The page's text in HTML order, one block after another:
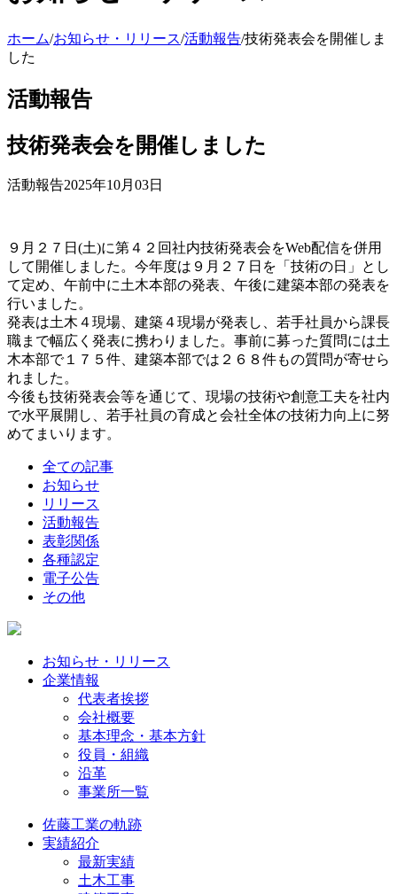
ホーム/お知らせ・リリース/活動報告/技術発表会を開催しま
した
活動報告
技術発表会を開催しました
活動報告2025年10月03日
９月２７日(土)に第４２回社内技術発表会をWeb配信を併用
して開催しました。今年度は９月２７日を「技術の日」とし
て定め、午前中に土木本部の発表、午後に建築本部の発表を
行いました。
発表は土木４現場、建築４現場が発表し、若手社員から課長
職まで幅広く発表に携わりました。事前に募った質問には土
木本部で１７５件、建築本部では２６８件もの質問が寄せら
れました。
今後も技術発表会等を通じて、現場の技術や創意工夫を社内
で水平展開し、若手社員の育成と会社全体の技術力向上に努
めてまいります。
全ての記事
お知らせ
リリース
活動報告
表彰関係
各種認定
電子公告
その他
お知らせ・リリース
企業情報
代表者挨拶
会社概要
基本理念・基本方針
役員・組織
沿革
事業所一覧
佐藤工業の軌跡
実績紹介
最新実績
土木工事